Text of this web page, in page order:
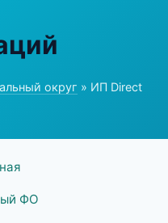
округ » ИП Direct
ФО